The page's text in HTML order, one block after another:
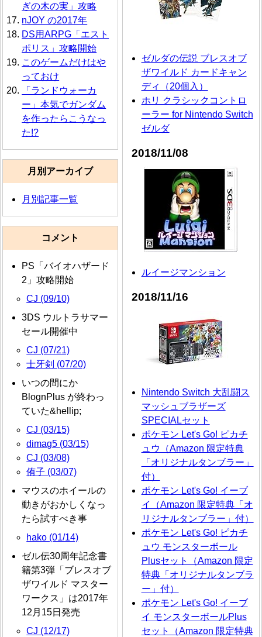
ぎの木の実」攻略
nJOY の2017年
DS用ARPG「エスト
ポリス」攻略開始
このゲームだけはや
っておけ
「ランドウォーカ
ー」本気でガンダム
を作ったらこうなっ
た!?
月別アーカイブ
月別記事一覧
コメント
PS「バイオハザード
2」攻略開始
CJ (09/10)
3DS ウルトラサマー
セール開催中
CJ (07/21)
士牙剣 (07/20)
いつの間にか
BlognPlus が終わっ
ていた&hellip;
CJ (03/15)
dimag5 (03/15)
CJ (03/08)
侑子 (03/07)
マウスのホイールの
動きがおかしくなっ
たら試すべき事
hako (01/14)
ゼル伝30周年記念書
籍第3弾「ブレスオブ
ザワイルド マスター
ワークス」は2017年
12月15日発売
CJ (12/17)
ゼルダの伝説 ブレスオブ
ザワイルド カードキャン
ディ（20個入）
ホリ クラシックコントロ
ーラー for Nintendo Switch
ゼルダ
2018/11/08
ルイージマンション
2018/11/16
Nintendo Switch 大乱闘ス
マッシュブラザーズ
SPECIALセット
ポケモン Let's Go! ピカチ
ュウ（Amazon 限定特典
「オリジナルタンブラー」
付）
ポケモン Let's Go! イーブ
イ（Amazon 限定特典「オ
リジナルタンブラー」付）
ポケモン Let's Go! ピカチ
ュウ モンスターボール
Plusセット（Amazon 限定
特典「オリジナルタンブラ
ー」付）
ポケモン Let's Go! イーブ
イ モンスターボールPlus
セット（Amazon 限定特典